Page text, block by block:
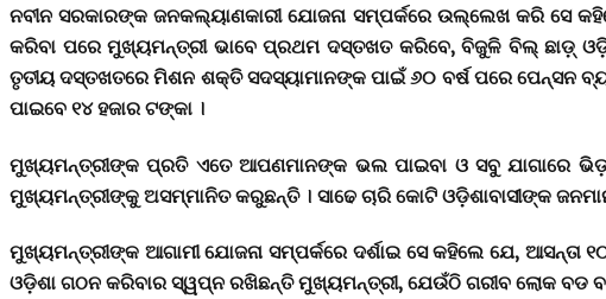
ନବୀନ ସରକାରଙ୍କ ଜନକଲ୍ୟାଣକାରୀ ଯୋଜନା ସମ୍ପର୍କରେ ଉଲ୍ଲେଖ କରି ସେ
କରିବା ପରେ ମୁଖ୍ୟମନ୍ତ୍ରୀ ଭାବେ ପ୍ରଥମ ଦସ୍ତଖତ କରିବେ, ବିଜୁଳି ବିଲ୍‍ ଛାଡ଼୍‍
ତୃତୀୟ ଦସ୍ତଖତରେ ମିଶନ ଶକ୍ତି ସଦସ୍ୟାମାନଙ୍କ ପାଇଁ ୬୦ ବର୍ଷ ପରେ ପେନ୍‍ସନ
ପାଇବେ ୧୪ ହଜାର ଟଙ୍କା ।
ମୁଖ୍ୟମନ୍ତ୍ରୀଙ୍କ ପ୍ରତି ଏତେ ଆପଣମାନଙ୍କ ଭଲ ପାଇବା ଓ ସବୁ ଯାଗାରେ
ମୁଖ୍ୟମନ୍ତ୍ରୀଙ୍କୁ ଅସମ୍ମାନିତ କରୁଛନ୍ତି । ସାଢେ ଚାରି କୋଟି ଓଡ଼ିଶାବାସୀଙ୍କ
ମୁଖ୍ୟମନ୍ତ୍ରୀଙ୍କ ଆଗାମୀ ଯୋଜନା ସମ୍ପର୍କରେ ଦର୍ଶାଇ ସେ କହିଲେ ଯେ,
ଓଡ଼ିଶା ଗଠନ କରିବାର ସ୍ୱପ୍ନ ରଖିଛନ୍ତି ମୁଖ୍ୟମନ୍ତ୍ରୀ, ଯେଉଁଠି ଗରୀବ ଲୋକ ବଡ